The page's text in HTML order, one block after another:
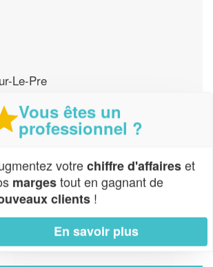
Le-Pre
Vous êtes un
professionnel ?
votrechiffre d'affaireset
margestout en gagnant de
clients !
En savoir plus